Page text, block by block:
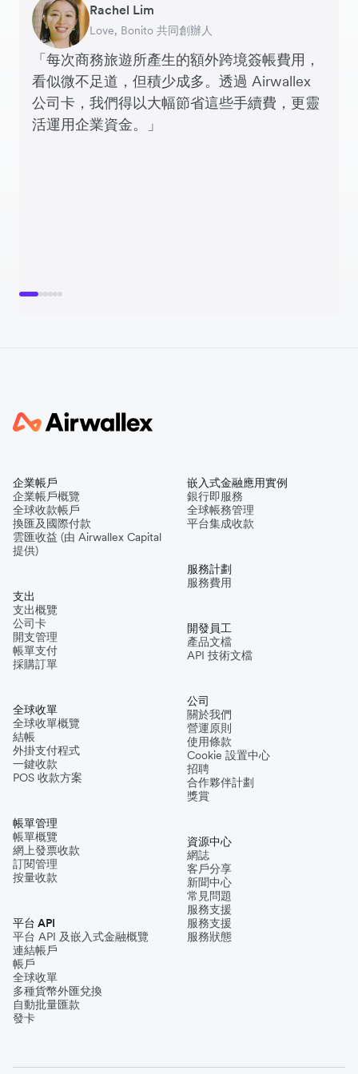
「每次商務旅遊所產生的額外跨境簽帳費用，
看似微不足道，但積少成多。透過 Airwallex
公司卡，我們得以大幅節省這些手續費，更靈
活運用企業資金。」
Rachel Lim
Love, Bonito 共同創辦人
Henson Tsai
SleekFlow 創辦人
Phyllis
Jakewell 數碼營運總監
Jennifer Chong
Linjer 行政總裁
Benjamin
Grams(28) 創辦人
Tomy Wu
MyiCellar 共同創辦人
企業帳戶
企業帳戶概覽
全球收款帳戶
換匯及國際付款
雲匯收益 (由 Airwallex Capital
提供)
支出
支出概覽
公司卡
開支管理
帳單支付
採購訂單
全球收單
全球收單概覽
結帳
外掛支付程式
一鍵收款
POS 收款方案
帳單管理
帳單概覽
網上發票收款
訂閱管理
按量收款
平台 API
平台 API 及嵌入式金融概覽
連結帳戶
帳戶
全球收單
多種貨幣外匯兌換
自動批量匯款
發卡
嵌入式金融應用實例
銀行即服務
全球帳務管理
平台集成收款
服務計劃
服務費用
開發員工
產品文檔
API 技術文檔
公司
關於我們
營運原則
使用條款
Cookie 設置中心
招聘
合作夥伴計劃
獎賞
資源中心
網誌
客戶分享
新聞中心
常見問題
服務支援
服務支援
服務狀態